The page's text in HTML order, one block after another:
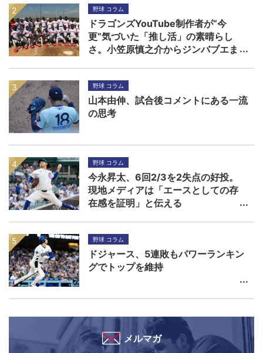
野球 コラム
ドラゴンズYouTube制作者が“今
更”気づいた「推し活」の素晴らし
さ。小笠原慎之介からジンバブエま
野球 コラム
山本由伸、試合後コメントにある一流
の思考
野球 コラム
今永昇太、6回2/3を2失点の好投。
現地メディアは「エースとしての存
在感を証明」と伝える
野球 コラム
ドジャース、5連敗もパワーランキン
グでトップを維持
メルマガ